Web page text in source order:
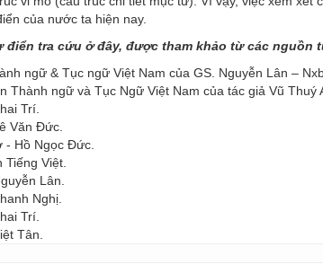
của nước ta hiện nay.
điển tra cứu ở đây, được tham khảo từ các nguồn
ngữ & Tục ngữ Việt Nam của GS. Nguyễn Lân –
Thành ngữ và Tục Ngữ Việt Nam của tác giả Vũ Thuý
Trí.
Văn Đức.
- Hồ Ngọc Đức.
Việt.
Lân.
Nghị.
Trí.
Tân.